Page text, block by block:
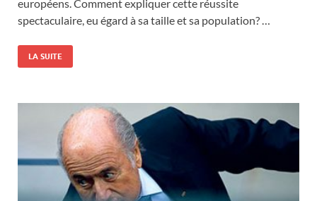
européens. Comment expliquer cette réussite
spectaculaire, eu égard à sa taille et sa population? …
LA SUITE